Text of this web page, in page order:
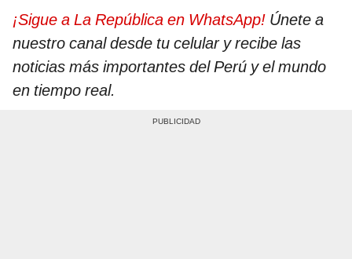
¡Sigue a La República en WhatsApp! Únete a
nuestro canal desde tu celular y recibe las
noticias más importantes del Perú y el mundo
en tiempo real.